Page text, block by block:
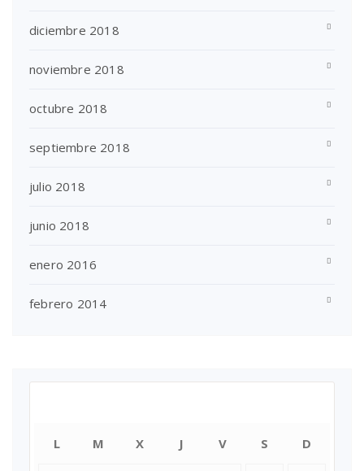
diciembre 2018
noviembre 2018
octubre 2018
septiembre 2018
julio 2018
junio 2018
enero 2016
febrero 2014
L M X J V S D